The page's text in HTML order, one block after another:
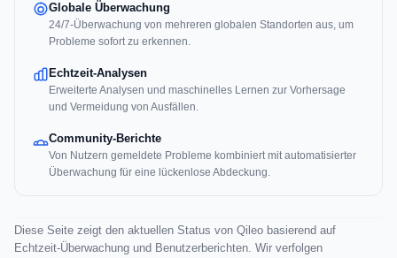
Globale Überwachung
24/7-Überwachung von mehreren globalen Standorten aus, um
Probleme sofort zu erkennen.
Echtzeit-Analysen
Erweiterte Analysen und maschinelles Lernen zur Vorhersage
und Vermeidung von Ausfällen.
Community-Berichte
Von Nutzern gemeldete Probleme kombiniert mit automatisierter
Überwachung für eine lückenlose Abdeckung.
Diese Seite zeigt den aktuellen Status von Qileo basierend auf
Echtzeit-Überwachung und Benutzerberichten. Wir verfolgen